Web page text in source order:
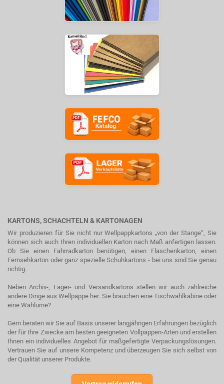
KARTONS, SCHACHTELN & KARTONAGEN
Wir produzieren für Sie nicht nur Wellpappkartons „von der Stange“, Sie
können sich auch Ihren individuellen Karton nach Maß anfertigen lassen.
Ob Sie einen Fahrradkarton benötigen, einen Flaschenkarton, einen
Fernsehkarton oder ganz spezielle Schuhkartons - bei uns sind Sie genau
richtig.
Neben Archiv-, Lager- und Versandkartons stellen wir auch zahlreiche
andere Dinge aus Wellpappe her. Sie brauchen eine Tischwahlkabine oder
eine Wahlurne?
Gern beraten wir Sie auf Basis unserer langjährigen Erfahrungen bezüglich
der für Ihre Zwecke am besten geeigneten Vollpappen-Arten und erstellen
Ihnen ein individuelles Angebot für maßgefertigte Verpackungslösungen.
Vertrauen Sie auf unsere Kompetenz und überzeugen Sie sich selbst von
der Qualität unserer Produkte.